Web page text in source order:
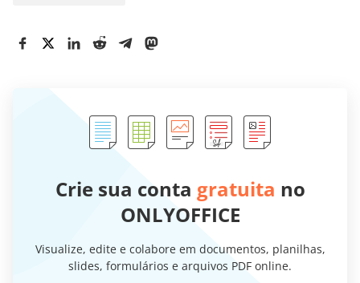
Crie sua conta gratuita no
ONLYOFFICE
Visualize, edite e colabore em documentos, planilhas,
slides, formulários e arquivos PDF online.